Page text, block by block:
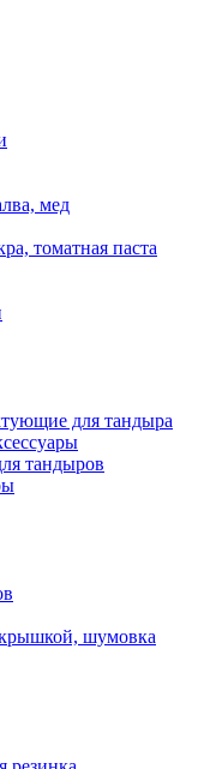
мед
томатная паста
для тандыра
тандыров
шумовка